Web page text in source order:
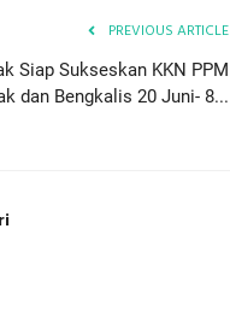
PREVIOUS ARTICLE
Siap Sukseskan KKN PPM
dan Bengkalis 20 Juni- 8...